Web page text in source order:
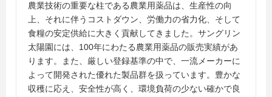
農業技術の重要な柱である農業用薬品は、生産性の向
上、それに伴うコストダウン、労働力の省力化、そして
食糧の安定供給に大きく貢献してきました。サングリン
太陽園には、100年にわたる農業用薬品の販売実績があ
ります。また、厳しい登録基準の中で、一流メーカーに
よって開発された優れた製品群を扱っています。豊かな
収穫に応え、安全性が高く、環境負荷の少ない確かで良